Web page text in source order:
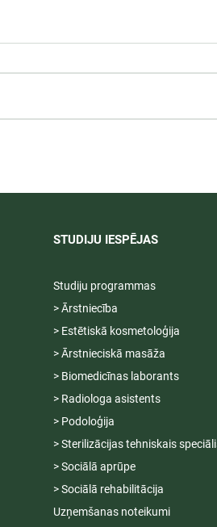
STUDIJU IESPĒJAS
Studiju programmas
> Ārstniecība
> Estētiskā kosmetoloģija
> Ārstnieciskā masāža
> Biomedicīnas laborants
> Radiologa asistents
> Podoloģija
> Sterilizācijas tehniskais
> Sociālā aprūpe
> Sociālā rehabilitācija
Uzņemšanas noteikumi